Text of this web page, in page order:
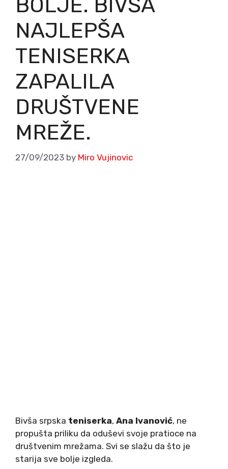
BOLJE. BIVŠA
NAJLEPŠA
TENISERKA
ZAPALILA
DRUŠTVENE
MREŽE.
27/09/2023 by Miro Vujinovic
Bivša srpska teniserka, Ana Ivanović, ne
propušta priliku da oduševi svoje pratioce na
društvenim mrežama. Svi se slažu da što je
starija sve bolje izgleda.